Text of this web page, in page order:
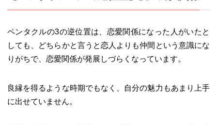
ペンタクルの3の逆位置は、恋愛関係になった人がいたと
しても、どちらかと言うと恋人よりも仲間という意識にな
りがちで、恋愛関係が発展しづらくなっています。
良縁を得るような時期でもなく、自分の魅力もあまり上手
に出せていません。